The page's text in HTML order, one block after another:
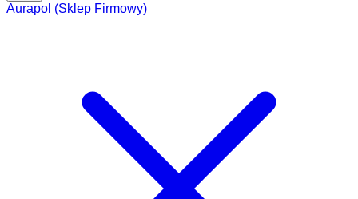
Aurapol (Sklep Firmowy)